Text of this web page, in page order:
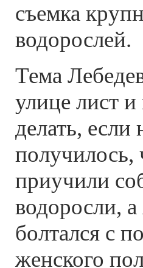
съемка
водорослей.
Тема
улице лист
делать,
получилось,
приучили
водоросли,
болтался с
женского